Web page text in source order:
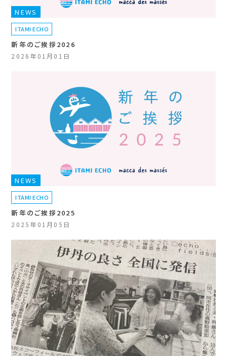
NEWS
ITAMI ECHO
新年のご挨拶2026
2026年01月01日
NEWS
ITAMI ECHO
新年のご挨拶2025
2025年01月05日